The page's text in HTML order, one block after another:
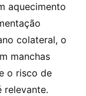
aquecimento
colateral, o
manchas
o risco de
relevante.